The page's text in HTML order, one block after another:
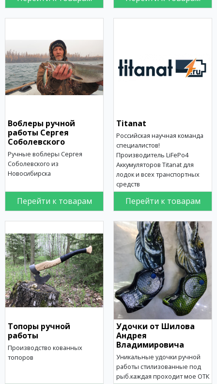
Воблеры ручной
работы Сергея
Соболевского
Ручные воблеры Сергея
Соболевского из
Новосибирска
Перейти к товарам
Titanat
Российская научная команда
специалистов!
Производитель LiFePo4
Аккумуляторов Titanat для
лодок и всех транспортных
средств
Перейти к товарам
Топоры ручной
работы
Производство кованных
топоров
Удочки от Шилова
Андрея
Владимировича
Уникальные удочки ручной
работы стилизованные под
рыб.каждая проходит мое ОТК